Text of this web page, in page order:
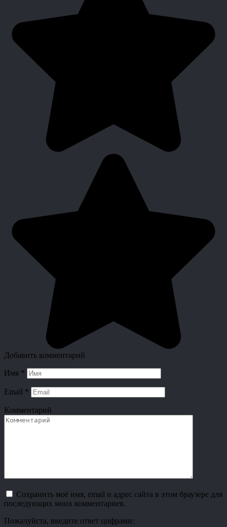
Добавить комментарий
Имя *
Email *
Комментарий
Сохранить моё имя, email и адрес сайта в этом браузере для
последующих моих комментариев.
Пожалуйста, введите ответ цифрами: